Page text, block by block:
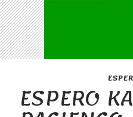
ESPERO